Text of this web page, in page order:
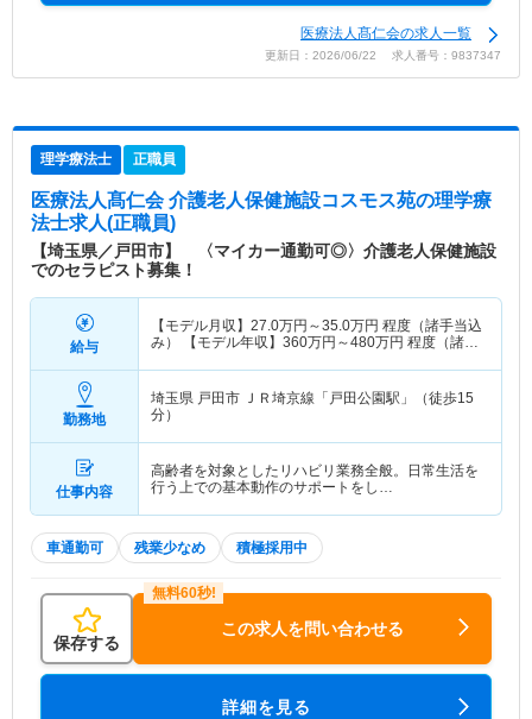
医療法人髙仁会の求人一覧
更新日：2026/06/22 求人番号：9837347
理学療法士 正職員
医療法人髙仁会 介護老人保健施設コスモス苑の理学療
法士求人(正職員)
【埼玉県／戸田市】 〈マイカー通勤可◎〉介護老人保健施設
でのセラピスト募集！
給与
【モデル月収】 27.0万円～35.0万円 程度（諸手当込
み） 【モデル年収】 360万円～480万円 程度（諸手
勤務地
埼玉県 戸田市 ＪＲ埼京線「戸田公園駅」（徒歩15
分）
仕事内容
高齢者を対象としたリハビリ業務全般。日常生活を
行う上での基本動作のサポートをし…
車通勤可 残業少なめ 積極採用中
保存する
この求人を問い合わせる
詳細を見る